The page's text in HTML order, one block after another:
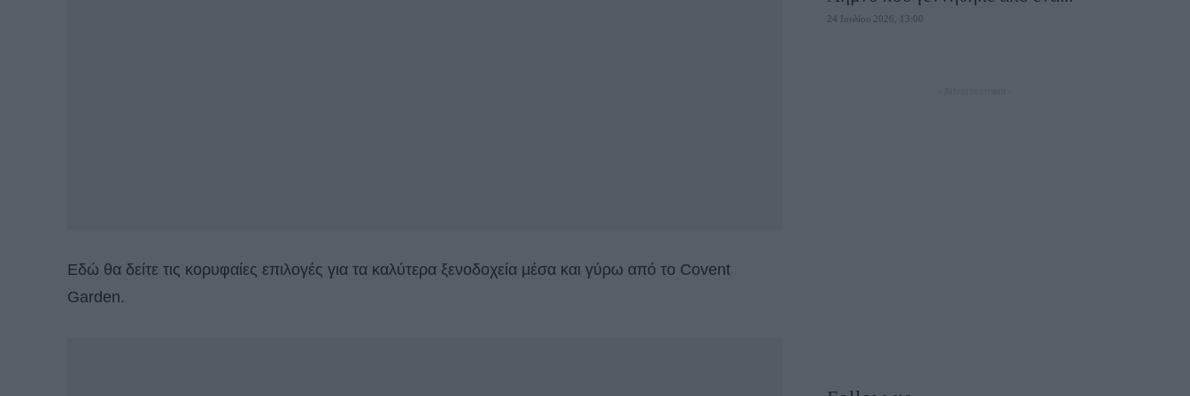
Εδώ θα δείτε τις κορυφαίες επιλογές για τα καλύτερα ξενοδοχεία μέσα και γύρω από το Covent
Garden.
24 Ιουλίου 2026, 13:00